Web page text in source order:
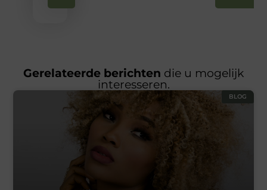
Gerelateerde berichten die u mogelijk
interesseren.
BLOG